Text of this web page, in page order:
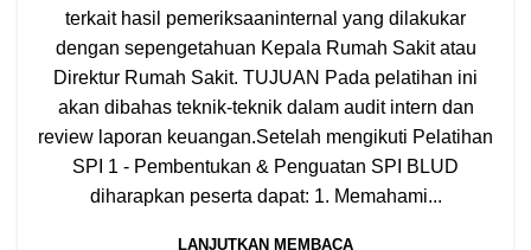
terkait hasil pemeriksaaninternal yang dilakukar
dengan sepengetahuan Kepala Rumah Sakit atau
Direktur Rumah Sakit. TUJUAN Pada pelatihan ini
akan dibahas teknik-teknik dalam audit intern dan
review laporan keuangan.Setelah mengikuti Pelatihan
SPI 1 - Pembentukan & Penguatan SPI BLUD
diharapkan peserta dapat: 1. Memahami...
LANJUTKAN MEMBACA